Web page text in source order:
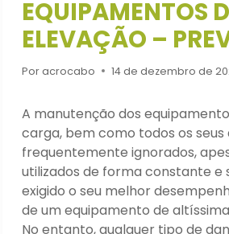
EQUIPAMENTOS
ELEVAÇÃO –
Poracrocabo 14 de dezembro de
A manutenção dos
carga, bem como todos os seus
frequentemente ignorados,
utilizados de forma constante e
exigido o seu melhor
de um equipamento de
No entanto, qualquer tipo de